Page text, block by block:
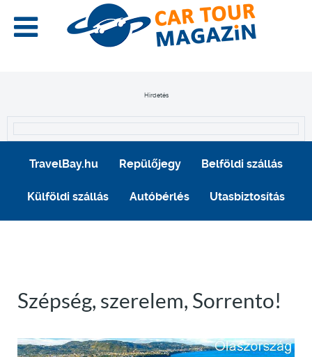
Hirdetés
TravelBay.hu Repülőjegy Belföldi szállás
Külföldi szállás Autóbérlés Utasbiztosítás
Szépség, szerelem, Sorrento!